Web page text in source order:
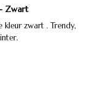
Zwart
kleur zwart . Trendy,